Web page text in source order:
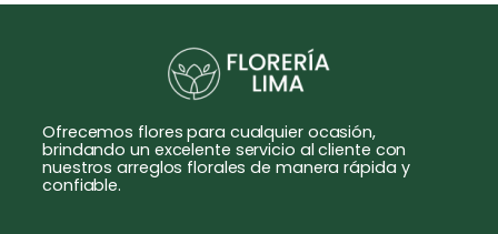
Ofrecemos flores para cualquier ocasión,
brindando un excelente servicio al cliente con
nuestros arreglos florales de manera rápida y
confiable.